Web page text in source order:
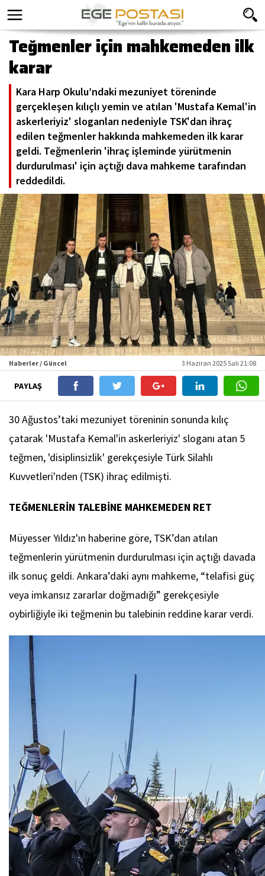
Teğmenler için mahkemeden ilk
karar
Kara Harp Okulu’ndaki mezuniyet töreninde
gerçekleşen kılıçlı yemin ve atılan 'Mustafa Kemal'in
askerleriyiz' sloganları nedeniyle TSK'dan ihraç
edilen teğmenler hakkında mahkemeden ilk karar
geldi. Teğmenlerin 'ihraç işleminde yürütmenin
durdurulması' için açtığı dava mahkeme tarafından
reddedildi.
Haberler / Güncel 3 Haziran 2025 Salı 21:08
PAYLAŞ
30 Ağustos’taki mezuniyet töreninin sonunda kılıç
çatarak 'Mustafa Kemal'in askerleriyiz' sloganı atan 5
teğmen, 'disiplinsizlik' gerekçesiyle Türk Silahlı
Kuvvetleri'nden (TSK) ihraç edilmişti.
TEĞMENLERİN TALEBİNE MAHKEMEDEN RET
Müyesser Yıldız'ın haberine göre, TSK’dan atılan
teğmenlerin yürütmenin durdurulması için açtığı davada
ilk sonuç geldi. Ankara’daki aynı mahkeme, “telafisi güç
veya imkansız zararlar doğmadığı” gerekçesiyle
oybirliğiyle iki teğmenin bu talebinin reddine karar verdi.